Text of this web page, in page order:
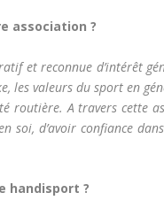
association ?
et reconnue d’intérêt
les valeurs du sport en
routière. A travers cette
soi, d’avoir confiance
handisport ?